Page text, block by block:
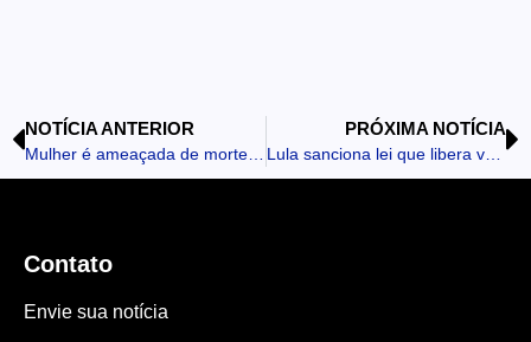
NOTÍCIA ANTERIOR PRÓXIMA NOTÍCIA
Lula sanciona lei que libera venda de remédios em supermercados
Contato
Envie sua notícia